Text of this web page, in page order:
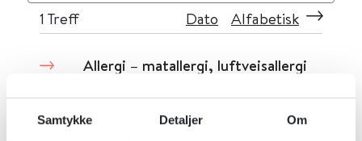
Samtykke Detaljer Om
1 Treff Dato Alfabetisk
Allergi – matallergi, luftveisallergi
Folkehelseinstituttet (FHI)